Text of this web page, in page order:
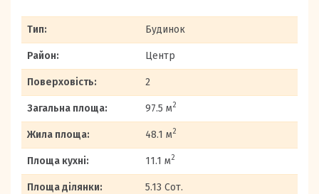
Тип: Будинок
Район: Центр
Поверховість: 2
Загальна площа: 97.5 м2
Жила площа: 48.1 м2
Площа кухні: 11.1 м2
Площа ділянки: 5.13 Сот.